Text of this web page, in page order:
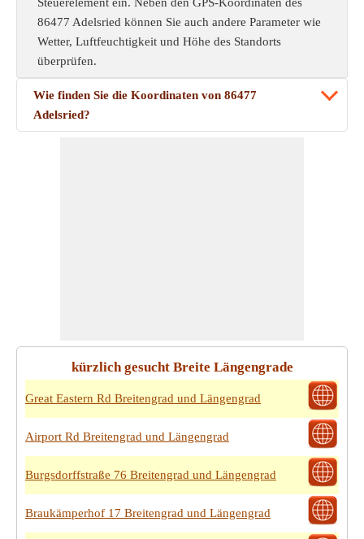
86477 Adelsried können Sie auch andere Parameter wie
Wetter, Luftfeuchtigkeit und Höhe des Standorts
überprüfen.
Wie finden Sie die Koordinaten von 86477
Adelsried?
kürzlich gesucht Breite Längengrade
Great Eastern Rd Breitengrad und Längengrad
Airport Rd Breitengrad und Längengrad
Burgsdorffstraße 76 Breitengrad und Längengrad
Braukämperhof 17 Breitengrad und Längengrad